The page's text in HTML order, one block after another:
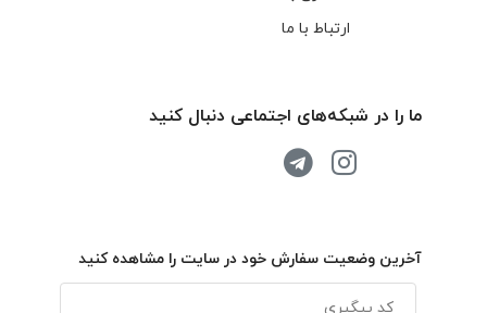
ارتباط با ما
ما را در شبکه‌های اجتماعی دنبال کنید
آخرین وضعیت سفارش خود در سایت را مشاهده کنید